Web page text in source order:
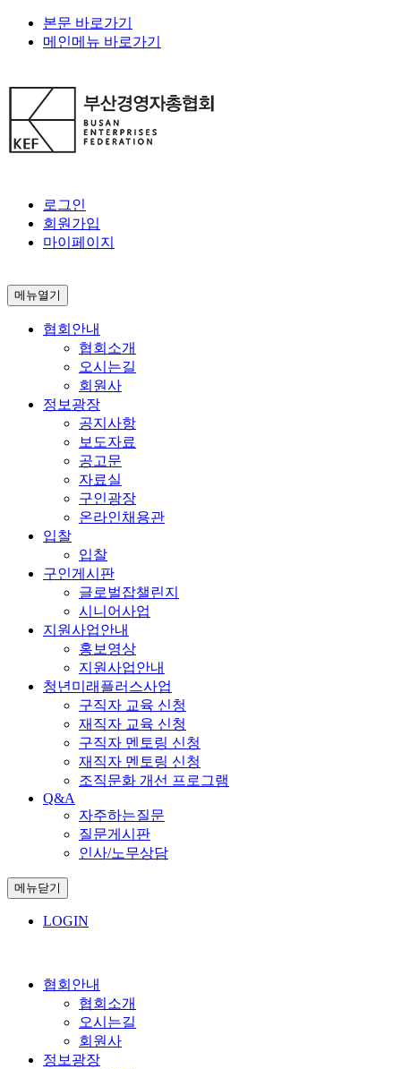
본문 바로가기
메인메뉴 바로가기
로그인
회원가입
마이페이지
메뉴열기
협회안내
협회소개
오시는길
회원사
정보광장
공지사항
보도자료
공고문
자료실
구인광장
온라인채용관
입찰
입찰
구인게시판
글로벌잡챌린지
시니어사업
지원사업안내
홍보영상
지원사업안내
청년미래플러스사업
구직자 교육 신청
재직자 교육 신청
구직자 멘토링 신청
재직자 멘토링 신청
조직문화 개선 프로그램
Q&A
자주하는질문
질문게시판
인사/노무상담
메뉴닫기
LOGIN
협회안내
협회소개
오시는길
회원사
정보광장